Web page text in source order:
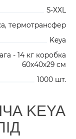
S-XXL
термотрансфер
Keya
- 14 кг коробка
60х40х29 см
1000 шт.
KEYA